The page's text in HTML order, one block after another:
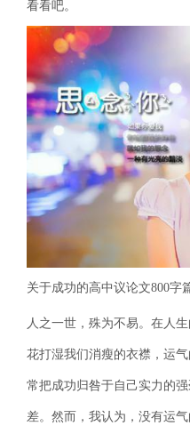
看看吧。
关于成功的高中议论文800字
人之一世，殊为不易。在人
花打湿我们消瘦的衣襟，运
常把成功归咎于自己实力的
差。然而，我认为，没有运